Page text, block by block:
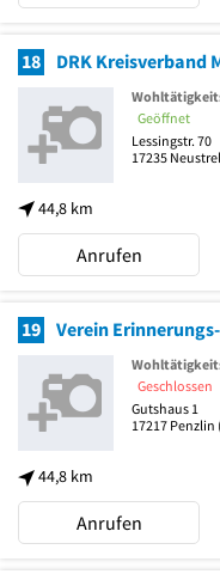
18
44,8 km
Geöffnet
Lessingstr. 70
17235
Anrufen
19
44,8 km
Geschlossen
Gutshaus 1
17217 Penzlin
Anrufen